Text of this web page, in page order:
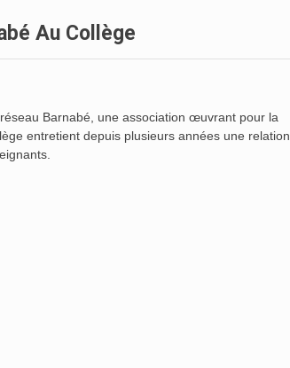
Au Collège
Barnabé, une association œuvrant pour la
entretient depuis plusieurs années une relation